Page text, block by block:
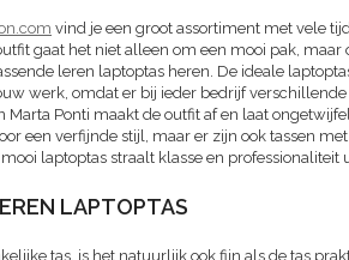
vind je een groot assortiment met vele
gaat het niet alleen om een mooi pak, maar
leren laptoptas heren. De ideale
werk, omdat er bij ieder bedrijf verschillende
Marta Ponti maakt de outfit af en laat
een verfijnde stijl, maar er zijn ook tassen
laptoptas straalt klasse en professionaliteit
LAPTOPTAS
tas, is het natuurlijk ook fijn als de tas